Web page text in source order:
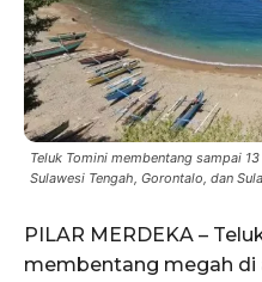
Teluk Tomini membentang sampai
Sulawesi Tengah, Gorontalo, dan
PILAR MERDEKA –
membentang megah di